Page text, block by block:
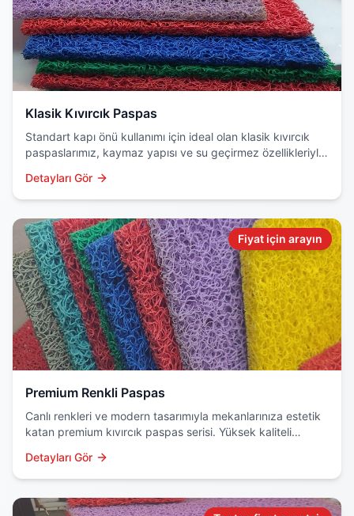
Klasik Kıvırcık Paspas
Standart kapı önü kullanımı için ideal olan klasik kıvırcık
paspaslarımız, kaymaz yapısı ve su geçirmez özellikleriyle
Detayları Gör
Fiyat için arayın
Premium Renkli Paspas
Canlı renkleri ve modern tasarımıyla mekanlarınıza estetik
katan premium kıvırcık paspas serisi. Yüksek kaliteli
Detayları Gör